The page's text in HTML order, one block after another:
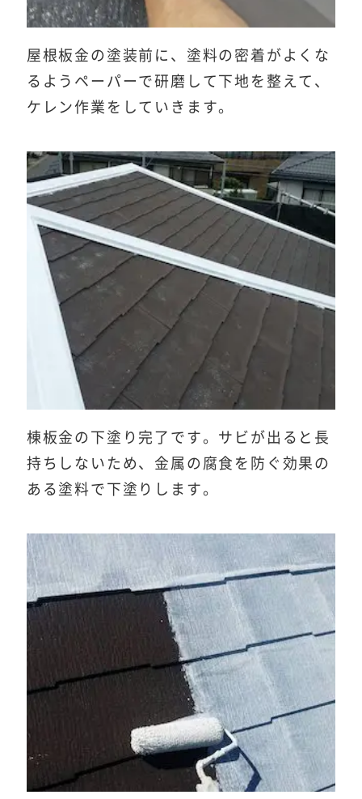
屋根板金の塗装前に、塗料の密着がよくな
るようペーパーで研磨して下地を整えて、
ケレン作業をしていきます。
棟板金の下塗り完了です。サビが出ると長
持ちしないため、金属の腐食を防ぐ効果の
ある塗料で下塗りします。